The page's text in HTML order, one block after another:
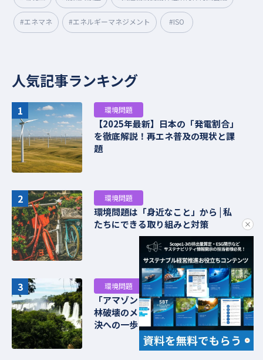
#エネマネ #エネルギーマネジメント #ISO
人気記事ランキング
1 環境問題
【2025年最新】日本の「発電割合」
を徹底解説！再エネ普及の現状と課
題
2 環境問題
環境問題は「身近なこと」から | 私
たちにできる取り組みと対策
3 環境問題
「アマゾン 開発」の光と影：熱帯雨
林破壊のメリット・デメリットと解
決への一歩